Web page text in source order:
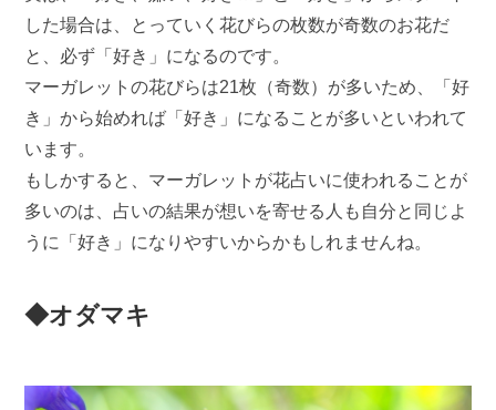
した場合は、とっていく花びらの枚数が奇数のお花だ
と、必ず「好き」になるのです。
マーガレットの花びらは21枚（奇数）が多いため、「好
き」から始めれば「好き」になることが多いといわれて
います。
もしかすると、マーガレットが花占いに使われることが
多いのは、占いの結果が想いを寄せる人も自分と同じよ
うに「好き」になりやすいからかもしれませんね。
◆オダマキ